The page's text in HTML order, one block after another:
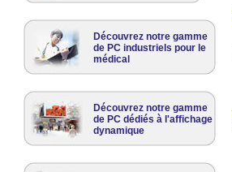
Découvrez notre gamme
de PC industriels pour le
médical
Découvrez notre gamme
de PC dédiés à l'affichage
dynamique